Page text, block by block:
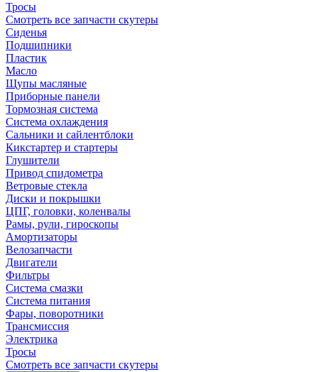
Тросы
Смотреть все запчасти скутеры
Сиденья
Подшипники
Пластик
Масло
Щупы масляные
Приборные панели
Тормозная система
Система охлаждения
Сальники и сайлентблоки
Кикстартер и стартеры
Глушители
Привод спидометра
Ветровые стекла
Диски и покрышки
ЦПГ, головки, коленвалы
Рамы, рули, гироскопы
Амортизаторы
Велозапчасти
Двигатели
Фильтры
Система смазки
Система питания
Фары, поворотники
Трансмиссия
Электрика
Тросы
Смотреть все запчасти скутеры